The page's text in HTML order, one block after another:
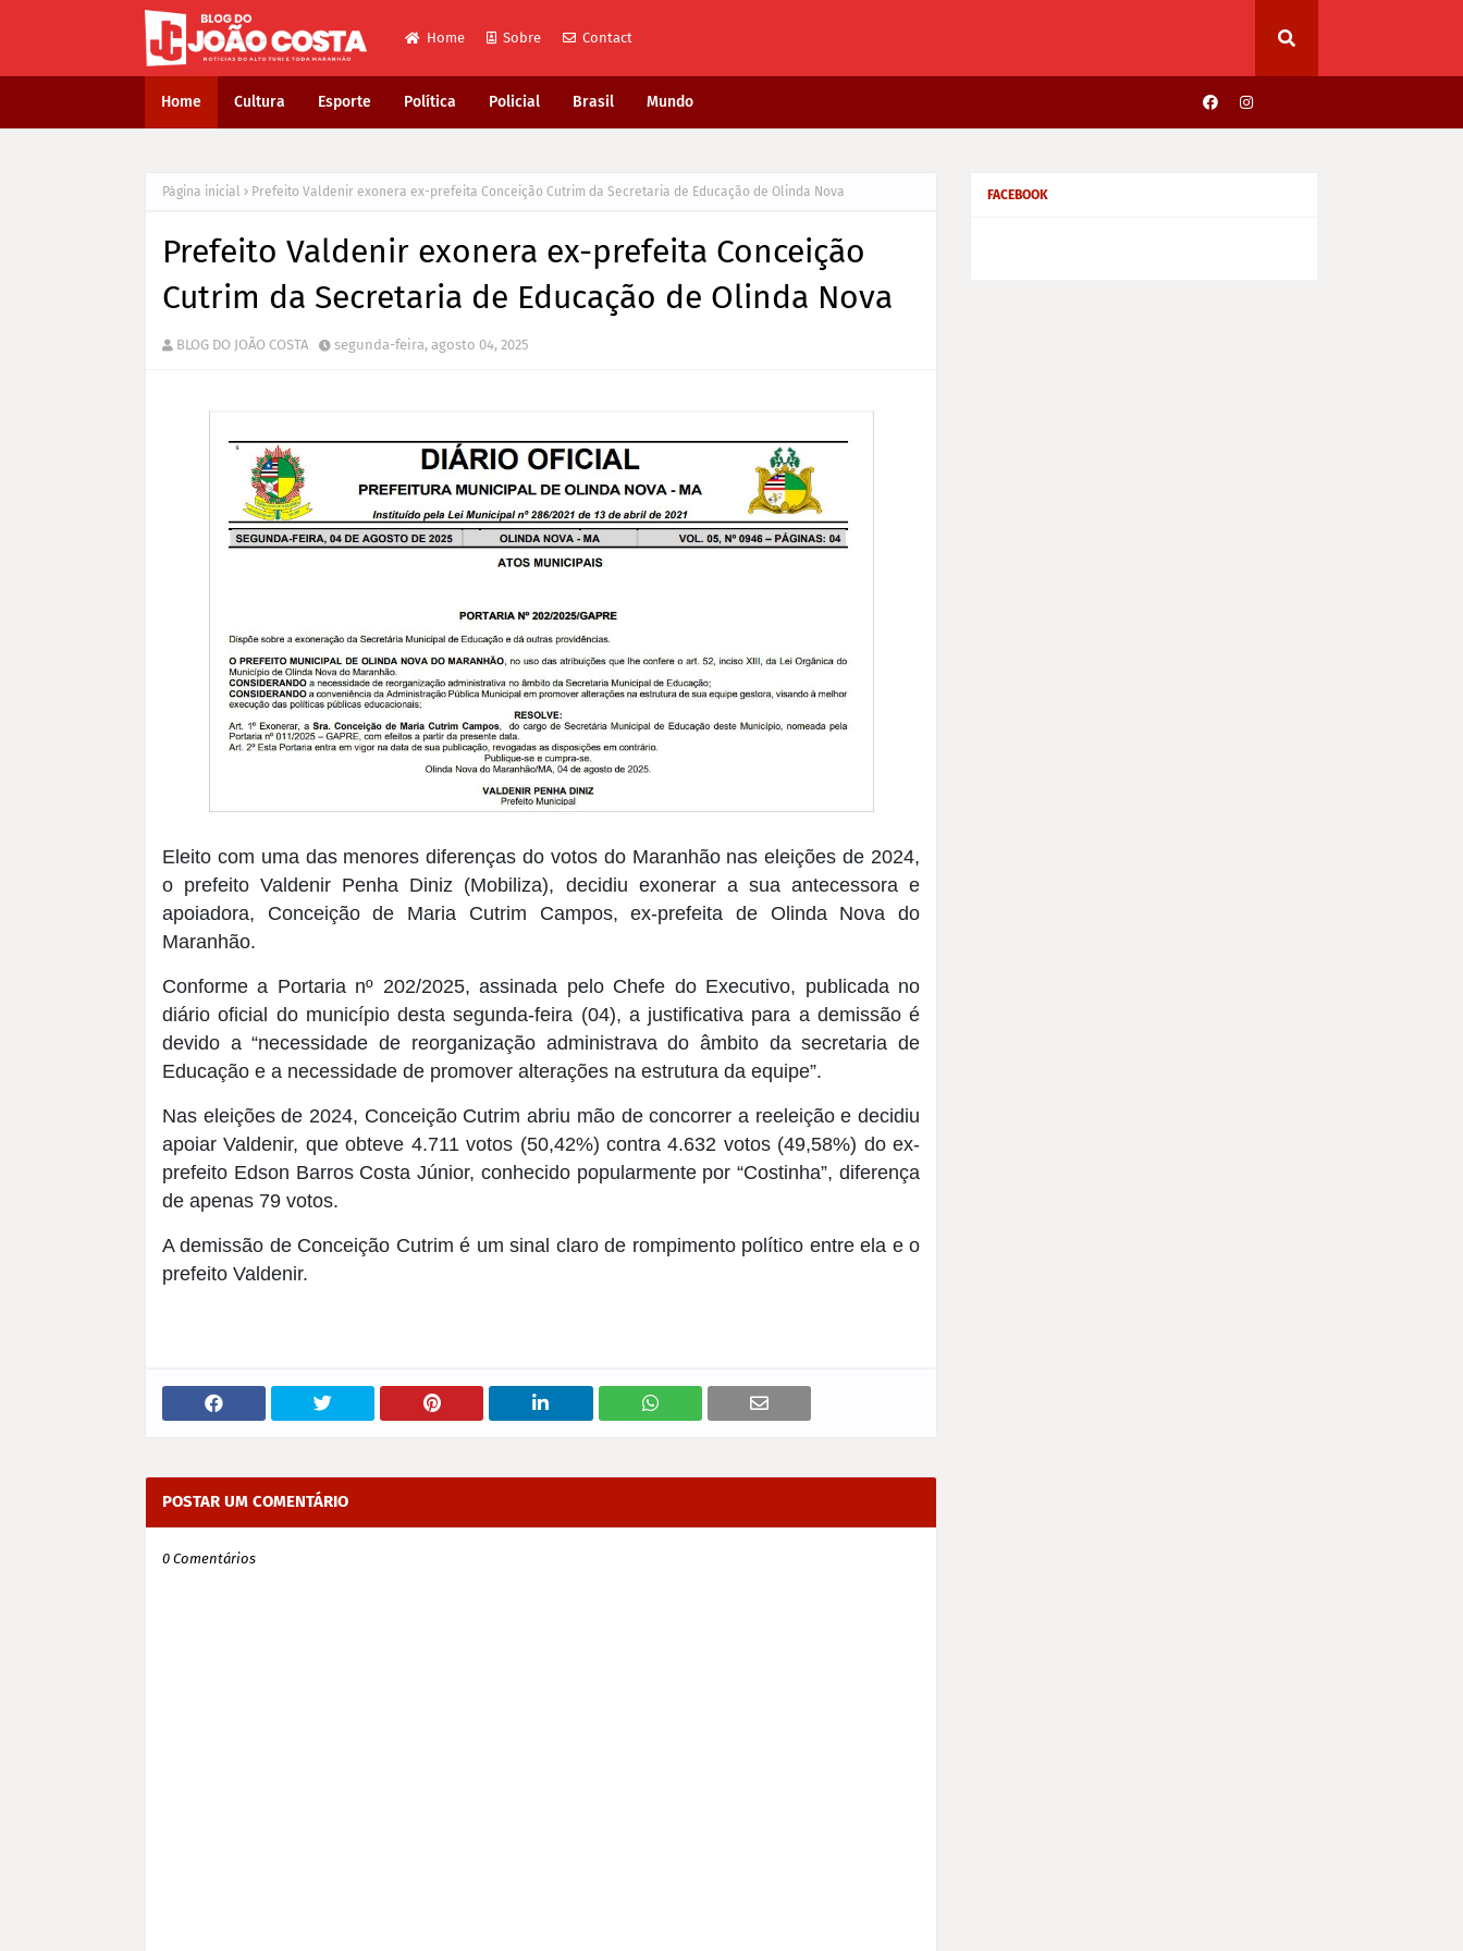
Home Sobre Contact
Home Cultura Esporte Política Policial Brasil Mundo
Página inicial Prefeito Valdenir exonera ex-prefeita Conceição Cutrim da Secretaria de Educação de Olinda Nova
Prefeito Valdenir exonera ex-prefeita Conceição
Cutrim da Secretaria de Educação de Olinda Nova
BLOG DO JOÃO COSTA segunda-feira, agosto 04, 2025
Eleito com uma das menores diferenças do votos do Maranhão nas eleições de 2024,
o prefeito Valdenir Penha Diniz (Mobiliza), decidiu exonerar a sua antecessora e
apoiadora, Conceição de Maria Cutrim Campos, ex-prefeita de Olinda Nova do
Maranhão.
Conforme a Portaria nº 202/2025, assinada pelo Chefe do Executivo, publicada no
diário oficial do município desta segunda-feira (04), a justificativa para a demissão é
devido a “necessidade de reorganização administrava do âmbito da secretaria de
Educação e a necessidade de promover alterações na estrutura da equipe”.
Nas eleições de 2024, Conceição Cutrim abriu mão de concorrer a reeleição e decidiu
apoiar Valdenir, que obteve 4.711 votos (50,42%) contra 4.632 votos (49,58%) do ex-
prefeito Edson Barros Costa Júnior, conhecido popularmente por “Costinha”, diferença
de apenas 79 votos.
A demissão de Conceição Cutrim é um sinal claro de rompimento político entre ela e o
prefeito Valdenir.
POSTAR UM COMENTÁRIO
0 Comentários
FACEBOOK